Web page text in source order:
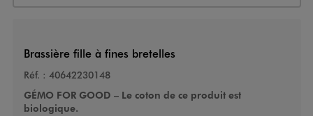
Brassière fille à fines bretelles
Réf. : 40642230148
GÉMO FOR GOOD – Le coton de ce produit est
biologique.